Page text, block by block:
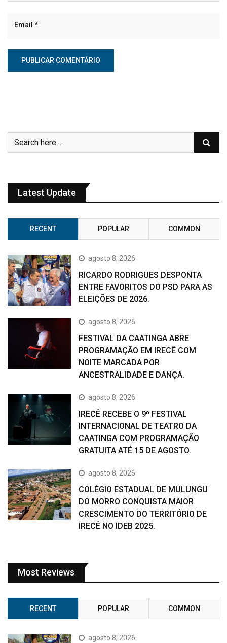
Latest Update
RECENT POPULAR COMMON
agosto 8, 2026
RICARDO RODRIGUES DESPONTA
ENTRE FAVORITOS DO PSD PARA AS
ELEIÇÕES DE 2026.
agosto 8, 2026
FESTIVAL DA CAATINGA ABRE
PROGRAMAÇÃO EM IRECÊ COM
NOITE MARCADA POR
ANCESTRALIDADE E DANÇA.
agosto 8, 2026
IRECÊ RECEBE O 9º FESTIVAL
INTERNACIONAL DE TEATRO DA
CAATINGA COM PROGRAMAÇÃO
GRATUITA ATÉ 15 DE AGOSTO.
agosto 8, 2026
COLÉGIO ESTADUAL DE MULUNGU
DO MORRO CONQUISTA MAIOR
CRESCIMENTO DO TERRITÓRIO DE
IRECÊ NO IDEB 2025.
Most Reviews
RECENT POPULAR COMMON
agosto 8, 2026